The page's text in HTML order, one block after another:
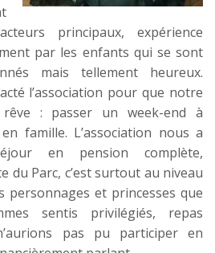
principaux, expérience
par les enfants qui se sont
mais tellement heureux.
l’association pour que notre
: passer un week-end à
famille. L’association nous a
en pension complète,
du Parc, c’est surtout au niveau
personnages et princesses que
sentis privilégiés, repas
pas pu participer en